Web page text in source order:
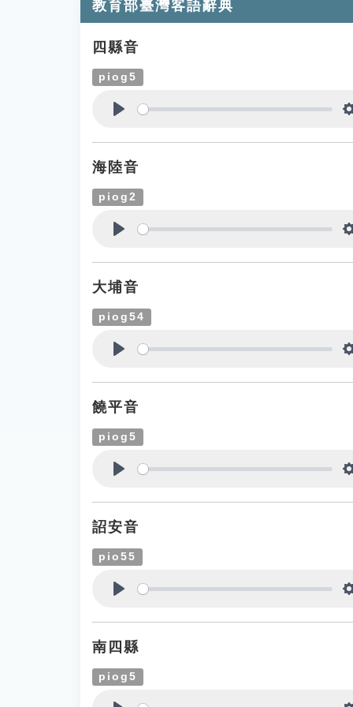
教育部臺灣客語辭典
四縣音
piog5
海陸音
piog2
大埔音
piog54
饒平音
piog5
詔安音
pio55
南四縣
piog5